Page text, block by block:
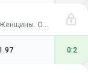
Теннис / Открытый чемпионат Франции. Женщины. Одиночный разряд. 1/4 финала
0:2